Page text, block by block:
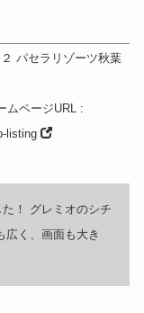
パセラリゾーツ秋葉
ムページURL:
listing
！ グレミオのシチ
広く、画面も大き